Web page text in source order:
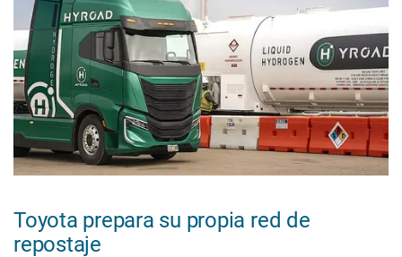
Toyota prepara su propia red de
repostaje